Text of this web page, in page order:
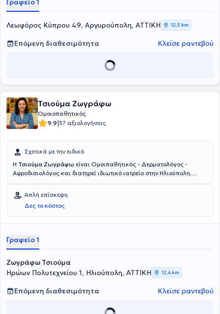
Γραφείο 1
Λεωφόρος Κύπρου 49, Αργυρούπολη, ΑΤΤΙΚΗ 12,5 km
Επόμενη διαθεσιμότητα Κλείσε ραντεβού
Τσιούμα Ζωγράφω
Ομοιοπαθητικός
9.9|37 αξιολογήσεις
Σχετικά με την ειδικό
Η Τσιούμα Ζωγράφω είναι Ομοιπαθητικός - Δερματολόγος -
Αφροδισιολόγος και διατηρεί ιδιωτικό ιατρείο στην Ηλιούπολη.
Καρδιολογικό τμήμα του Γενικού Νοσοκομείου Βέροιας, υπηρέτησε
ως Αγροτικός Ιατρός στο Κέντρο Υγείας Αλεξάνδρειας Ημαθίας και
αργότερα στο Κέντρο Υγείας Λιδωρικίου. Έχει ειδικευτεί για ένα
έτος στην Παθολογία στο Γενικό Νοσοκομείο "Ασκληπιείον" Βούλας
αποκτώντας το 2011 τον τίτλο της ειδικότητας Δερματολογίας -
Αφροδισιολογίας από το Νοσοκομείο Αφροδίσιων και Δερματικών
Πανεπιστημίου Αθηνών. Τέλος, έχει παρακολουθήσει το πρόγραμμα
εκπαίδευσης στην Κλασική Ομοιοπαθητική και έχει λάβει, κατόπιν
εξετάσεων, το αντίστοιχο δίπλωμα της Ελληνικής Εταιρείας
Ομοιοπαθητικής Ιατρικής.
Απλή επίσκεψη
Δες το κόστος
Γραφείο 1
Ζωγράφω Τσιούμα
Ηρώων Πολυτεχνείου 1, Ηλιούπολη, ΑΤΤΙΚΗ
12,4 km
Επόμενη διαθεσιμότητα Κλείσε ραντεβού